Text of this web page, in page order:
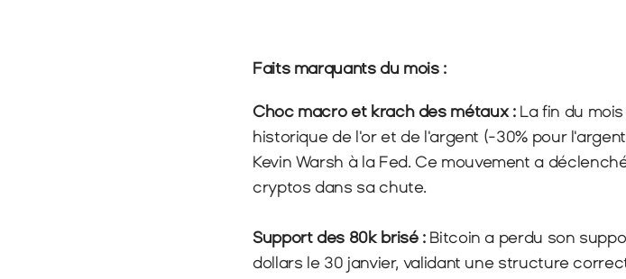
Faits marquants du mois :
Choc macro et krach des métaux : La fin du
historique de l'or et de l'argent (-30% pour
Kevin Warsh à la Fed. Ce mouvement a
cryptos dans sa chute.
Support des 80k brisé : Bitcoin a perdu son
dollars le 30 janvier, validant une structure